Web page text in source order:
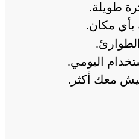
طويلة.
مكان.
اليومي.
معك أكثر.